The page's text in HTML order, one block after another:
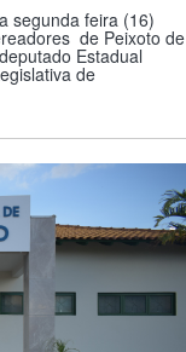
segunda feira (16)
de Peixoto de
Estadual
de